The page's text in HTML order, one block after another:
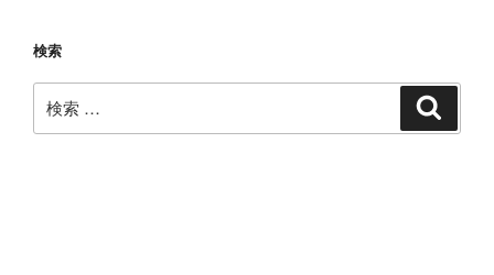
検索
索: